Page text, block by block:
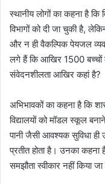
स्थानीय लोगों का कहना है कि
विभागों को दी जा चुकी है,
और न ही वैकल्पिक पेयजल
लगे हैं कि आखिर 1500 बच्चों
संवेदनशीलता आखिर कहां है?
अभिभावकों का कहना है कि
विद्यालयों को मॉडल स्कूल
पानी जैसी आवश्यक सुविधा ही
प्रतीत होता है। उनका कहना
समझौता स्वीकार नहीं किया